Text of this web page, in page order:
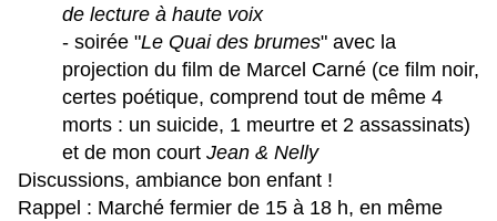
de lecture à haute voix
- soirée "Le Quai des brumes" avec la
projection du film de Marcel Carné (ce film noir,
certes poétique, comprend tout de même 4
morts : un suicide, 1 meurtre et 2 assassinats)
et de mon court Jean & Nelly
Discussions, ambiance bon enfant !
Rappel : Marché fermier de 15 à 18 h, en même